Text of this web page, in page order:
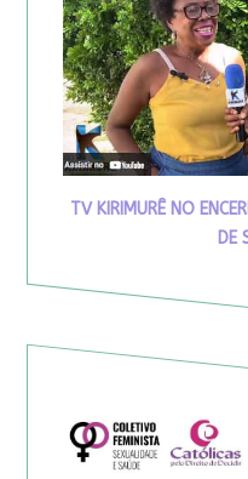
TV KIRIMURÊ NO
DE